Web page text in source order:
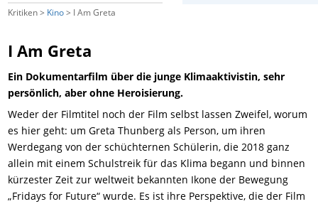
Kritiken > Kino> I Am Greta
I Am Greta
Ein Dokumentarfilm über die junge Klimaaktivistin, sehr
persönlich, aber ohne Heroisierung.
Weder der Filmtitel noch der Film selbst lassen Zweifel, worum
es hier geht: um Greta Thunberg als Person, um ihren
Werdegang von der schüchternen Schülerin, die 2018 ganz
allein mit einem Schulstreik für das Klima begann und binnen
kürzester Zeit zur weltweit bekannten Ikone der Bewegung
„Fridays for Future“ wurde. Es ist ihre Perspektive, die der Film